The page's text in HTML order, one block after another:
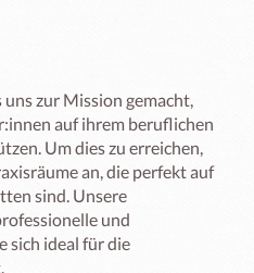
zur Mission gemacht,
auf ihrem beruflichen
Um dies zu erreichen,
an, die perfekt auf
sind. Unsere
und
sich ideal für die